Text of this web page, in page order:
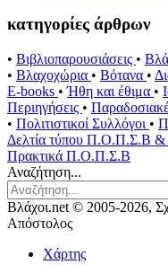
κατηγορίες άρθρων
• Βιβλιοπαρουσιάσεις •
• Βλαχοχώρια • Βότανα •
E-books •Ήθη και έθιμα •
Περιηγήσεις •
• Πολιτιστικοί Συλλόγοι •
Δελτία τύπου Π.Ο.Π.Σ.Β
Πρακτικά Π.Ο.Π.Σ.Β
Αναζήτηση...
Βλάχοι.net © 2005-2026,
Απόστολος
Χάρτης